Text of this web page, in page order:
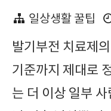
일상생활 꿀팁
발기부전 치료제
기준까지 제대로
는 더 이상 일부